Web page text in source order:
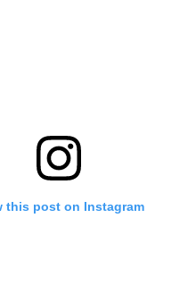
this post on Instagram